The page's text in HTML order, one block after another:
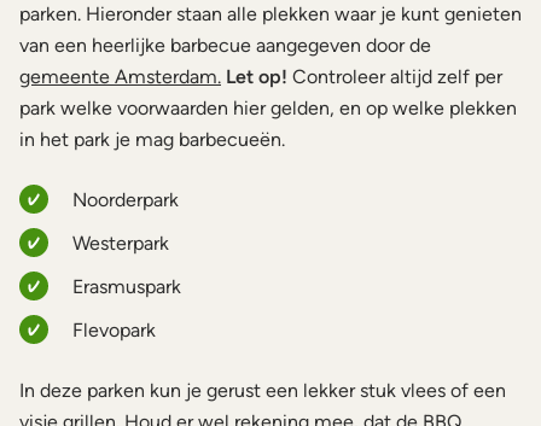
parken. Hieronder staan alle plekken waar je kunt genieten
van een heerlijke barbecue aangegeven door de
gemeente Amsterdam. Let op! Controleer altijd zelf per
park welke voorwaarden hier gelden, en op welke plekken
in het park je mag barbecueën.
Noorderpark
Westerpark
Erasmuspark
Flevopark
In deze parken kun je gerust een lekker stuk vlees of een